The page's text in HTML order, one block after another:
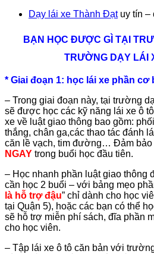
Dạy lái xe Thành Đạtuy tín –
BẠN HỌC ĐƯỢC GÌ TẠI
TRƯỜNG DẠY LÁI
* Giai đoạn 1: học lái xe phần cơ
– Trong giai đoạn này, tại trường
sẽ được học các kỹ năng lái xe ô
xe về luật giao thông bao gồm:
thắng, chân ga,các thao tác đánh
căn lề vạch, tim đường… Đảm bảo
NGAY trong buổi học đầu tiên.
– Học nhanh phần luật giao thông
cần học 2 buổi – với bảng mẹo
là hỗ trợ đậu” chỉ dành cho học
tại Quận 5), hoặc các bạn có thể
sẽ hỗ trợ miễn phí sách, đĩa phần
cho học viên.
– Tập lái xe ô tô căn bản với